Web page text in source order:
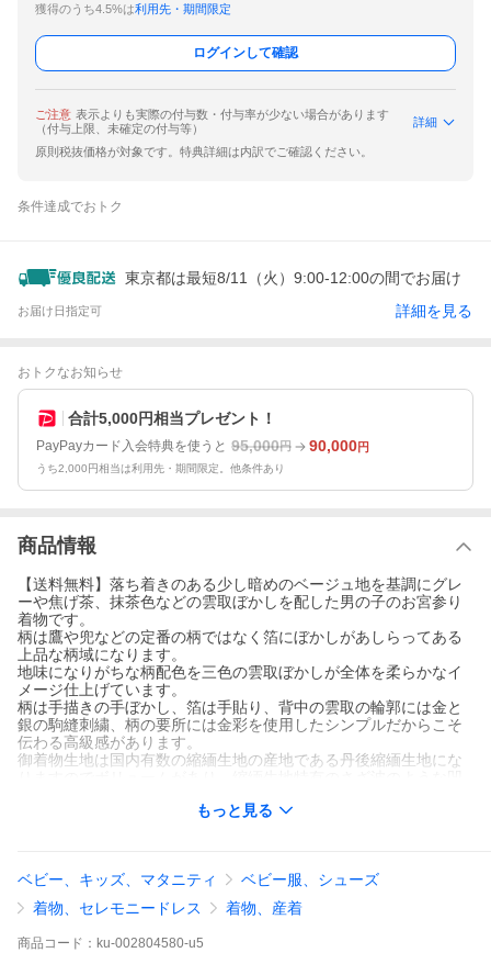
獲得のうち4.5%は利用先・期間限定
ログインして確認
ご注意 表示よりも実際の付与数・付与率が少ない場合があります
（付与上限、未確定の付与等）
詳細
原則税抜価格が対象です。特典詳細は内訳でご確認ください。
条件達成でおトク
東京都は最短8/11（火）9:00-12:00の間でお届け
お届け日指定可 詳細を見る
おトクなお知らせ
合計5,000円相当プレゼント！
PayPayカード入会特典を使うと 95,000円 90,000円
うち2,000円相当は利用先・期間限定。他条件あり
商品情報
【送料無料】落ち着きのある少し暗めのベージュ地を基調にグレ
ーや焦げ茶、抹茶色などの雲取ぼかしを配した男の子のお宮参り
着物です。
柄は鷹や兜などの定番の柄ではなく箔にぼかしがあしらってある
上品な柄域になります。
地味になりがちな柄配色を三色の雲取ぼかしが全体を柔らかなイ
メージ仕上げています。
柄は手描きの手ぼかし、箔は手貼り、背中の雲取の輪郭には金と
銀の駒縫刺繍、柄の要所には金彩を使用したシンプルだからこそ
伝わる高級感があります。
御着物生地は国内有数の縮緬生地の産地である丹後縮緬生地にな
お宮参り初着にあわせた長襦袢もセットで御付けして御着物と長
て袴を合わせて着ていただけます。
御着物を収納する専用の文庫紙（たとう紙）や「寿」の金彩箔文
字が入った化粧箱もサービスでお付けいたします。
※家紋入れもご希望で承りますので（有料）お気軽にご相談下さ
い。
もっと見る
ベビー、キッズ、マタニティ
ベビー服、シューズ
着物、セレモニードレス
着物、産着
商品 コード： ku-002804580-u5